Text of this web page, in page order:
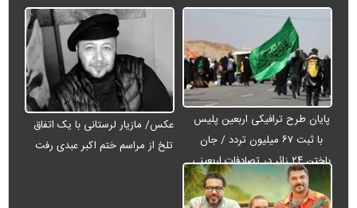
پایان طرح ترافیکی اربعین پلیس
با ثبت ۶۷ میلیون تردد / جان
باختن ۲۴ زائر در تصادفات اربعینی
عکس/ مازیار لرستانی با یک اتفاق
تلخ از مراسم ختم اکبر عبدی رفت